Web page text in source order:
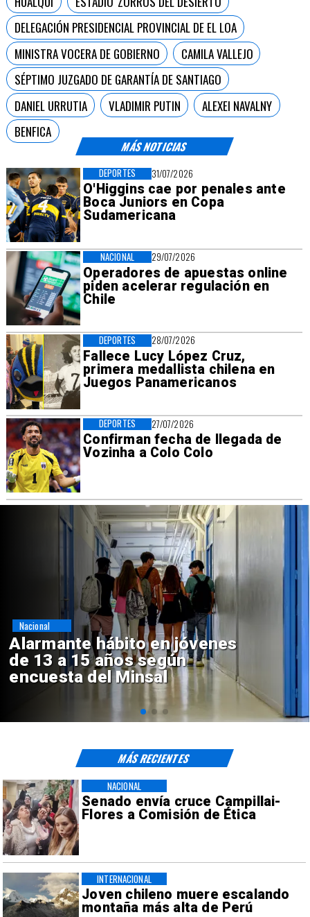
MÁS NOTICIAS
31/07/2026
O'Higgins cae por penales ante
Boca Juniors en Copa
Sudamericana
DEPORTES
29/07/2026
Operadores de apuestas online
piden acelerar regulación en
Chile
NACIONAL
28/07/2026
Fallece Lucy López Cruz,
primera medallista chilena en
Juegos Panamericanos
DEPORTES
27/07/2026
Confirman fecha de llegada de
Vozinha a Colo Colo
DEPORTES
DELEGACIÓN PRESIDENCIAL PROVINCIAL DE EL LOA
MINISTRA VOCERA DE GOBIERNO
CAMILA VALLEJO
SÉPTIMO JUZGADO DE GARANTÍA DE SANTIAGO
DANIEL URRUTIA
VLADIMIR PUTIN
ALEXEI NAVALNY
BENFICA
Aprueban creación del Parque
Sebastián Piñera con inversión
de $4 mil millones
Regiones
Senado envía cruce Campillai-
Flores a Comisión de Ética
NACIONAL
Joven chileno muere escalando
montaña más alta de Perú
INTERNACIONAL
MÁS RECIENTES